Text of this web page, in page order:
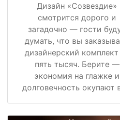
Дизайн «Созвездие»
смотрится дорого и
загадочно — гости
думать, что вы
дизайнерский комплект
пять тысяч. Берите —
экономия на глажке и
долговечность окупают